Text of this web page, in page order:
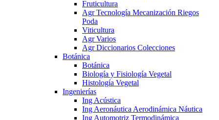
Fruticultura
Agr Tecnología Mecanización Riegos
Poda
Viticultura
Agr Varios
Agr Diccionarios Colecciones
Botánica
Botánica
Biología y Fisiología Vegetal
Histología Vegetal
Ingenierías
Ing Acústica
Ing Aeronáutica Aerodinámica Náutica
Ing Automotriz Termodinámica